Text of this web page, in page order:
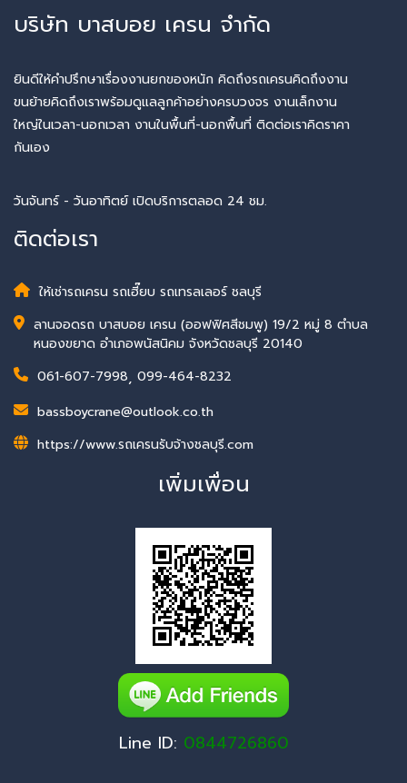
บริษัท บาสบอย เครน จำกัด
ยินดีให้คำปรึกษาเรื่องงานยกของหนัก คิดถึงรถเครนคิดถึงงาน
ขนย้ายคิดถึงเราพร้อมดูแลลูกค้าอย่างครบวงจร งานเล็กงาน
ใหญ่ในเวลา-นอกเวลา งานในพื้นที่-นอกพื้นที่ ติดต่อเราคิดราคา
กันเอง
วันจันทร์ - วันอาทิตย์ เปิดบริการตลอด 24 ชม.
ติดต่อเรา
ให้เช่ารถเครน รถเฮี๊ยบ รถเทรลเลอร์ ชลบุรี
ลานจอดรถ บาสบอย เครน (ออฟฟิศสีชมพู) 19/2 หมู่ 8 ตำบล
หนองขยาด อำเภอพนัสนิคม จังหวัดชลบุรี 20140
061-607-7998, 099-464-8232
bassboycrane@outlook.co.th
https://www.รถเครนรับจ้างชลบุรี.com
เพิ่มเพื่อน
Line ID: 0844726860